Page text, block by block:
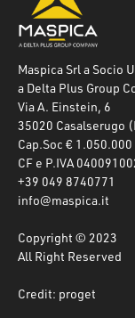
Maspica Srl a Socio
a Delta Plus Group
Via A. Einstein, 6
35020 Casalserugo
Cap.Soc € 1.050.000
CF e P.IVA
+39 049 8740771
info@maspica.it
Copyright © 2023
All Right Reserved
Credit: proget